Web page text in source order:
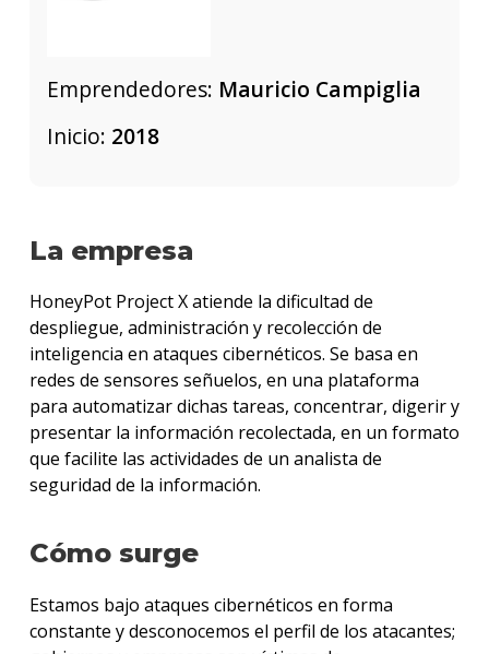
Emprendedores: Mauricio Campiglia
Inicio: 2018
La empresa
HoneyPot Project X atiende la dificultad de
despliegue, administración y recolección de
inteligencia en ataques cibernéticos. Se basa en
redes de sensores señuelos, en una plataforma
para automatizar dichas tareas, concentrar, digerir y
presentar la información recolectada, en un formato
que facilite las actividades de un analista de
seguridad de la información.
Cómo surge
Estamos bajo ataques cibernéticos en forma
constante y desconocemos el perfil de los atacantes;